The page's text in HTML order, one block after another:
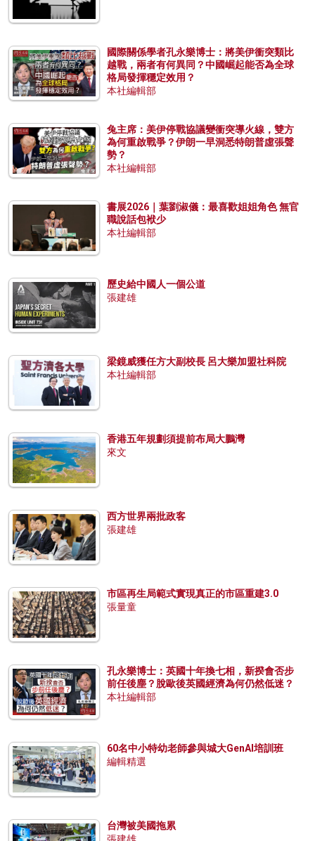
國際關係學者孔永樂博士：將美伊衝突類比
越戰，兩者有何異同？中國崛起能否為全球
格局發揮穩定效用？
本社編輯部
兔主席：美伊停戰協議變衝突導火線，雙方
為何重啟戰爭？伊朗一早洞悉特朗普虛張聲
勢？
本社編輯部
書展2026｜葉劉淑儀：最喜歡姐姐角色 無官
職說話包袱少
本社編輯部
歷史給中國人一個公道
張建雄
梁鏡威獲任方大副校長 呂大樂加盟社科院
本社編輯部
香港五年規劃須提前布局大鵬灣
來文
西方世界兩批政客
張建雄
市區再生局範式實現真正的市區重建3.0
張量童
孔永樂博士：英國十年換七相，新揆會否步
前任後塵？脫歐後英國經濟為何仍然低迷？
本社編輯部
60名中小特幼老師參與城大GenAI培訓班
編輯精選
台灣被美國拖累
張建雄